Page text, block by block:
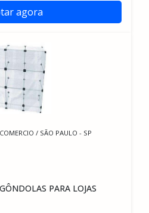
agora
/ SÃO PAULO - SP
PARA LOJAS